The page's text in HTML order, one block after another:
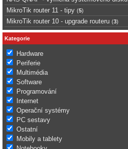
MikroTik router 11 - tipy (5)
MikroTik router 10 - upgrade routeru (3)
Kategorie
Hardware
Periferie
Multimédia
Software
Programování
Internet
Operační systémy
PC sestavy
Ostatní
Mobily a tablety